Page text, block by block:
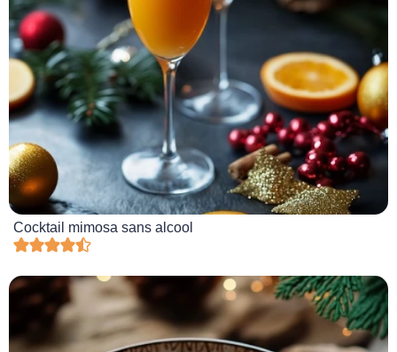
Cocktail mimosa sans alcool